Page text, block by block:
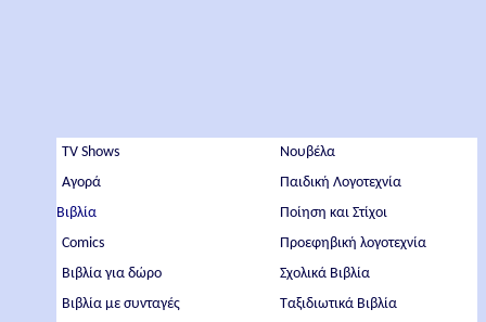
TV Shows
Αγορά
Βιβλία
Comics
Βιβλία για δώρο
Βιβλία με συνταγές
Νουβέλα
Παιδική Λογοτεχνία
Ποίηση και Στίχοι
Προεφηβική λογοτεχνία
Σχολικά Βιβλία
Ταξιδιωτικά Βιβλία